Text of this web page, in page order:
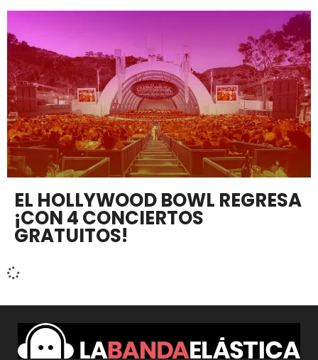
EL HOLLYWOOD BOWL REGRESA
¡CON 4 CONCIERTOS
GRATUITOS!